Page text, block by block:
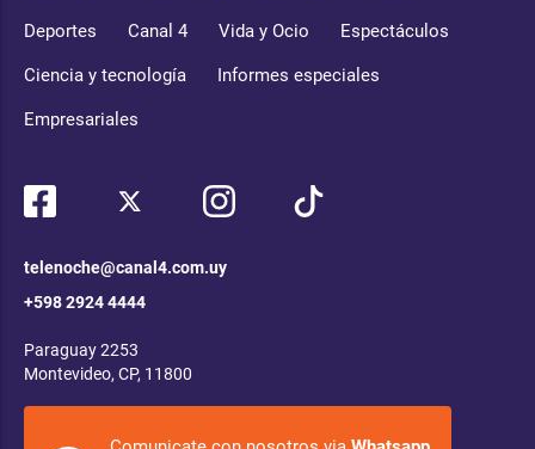
Deportes Canal 4 Vida y Ocio Espectáculos
Ciencia y tecnología Informes especiales
Empresariales
telenoche@canal4.com.uy
+598 2924 4444
Paraguay 2253
Montevideo, CP, 11800